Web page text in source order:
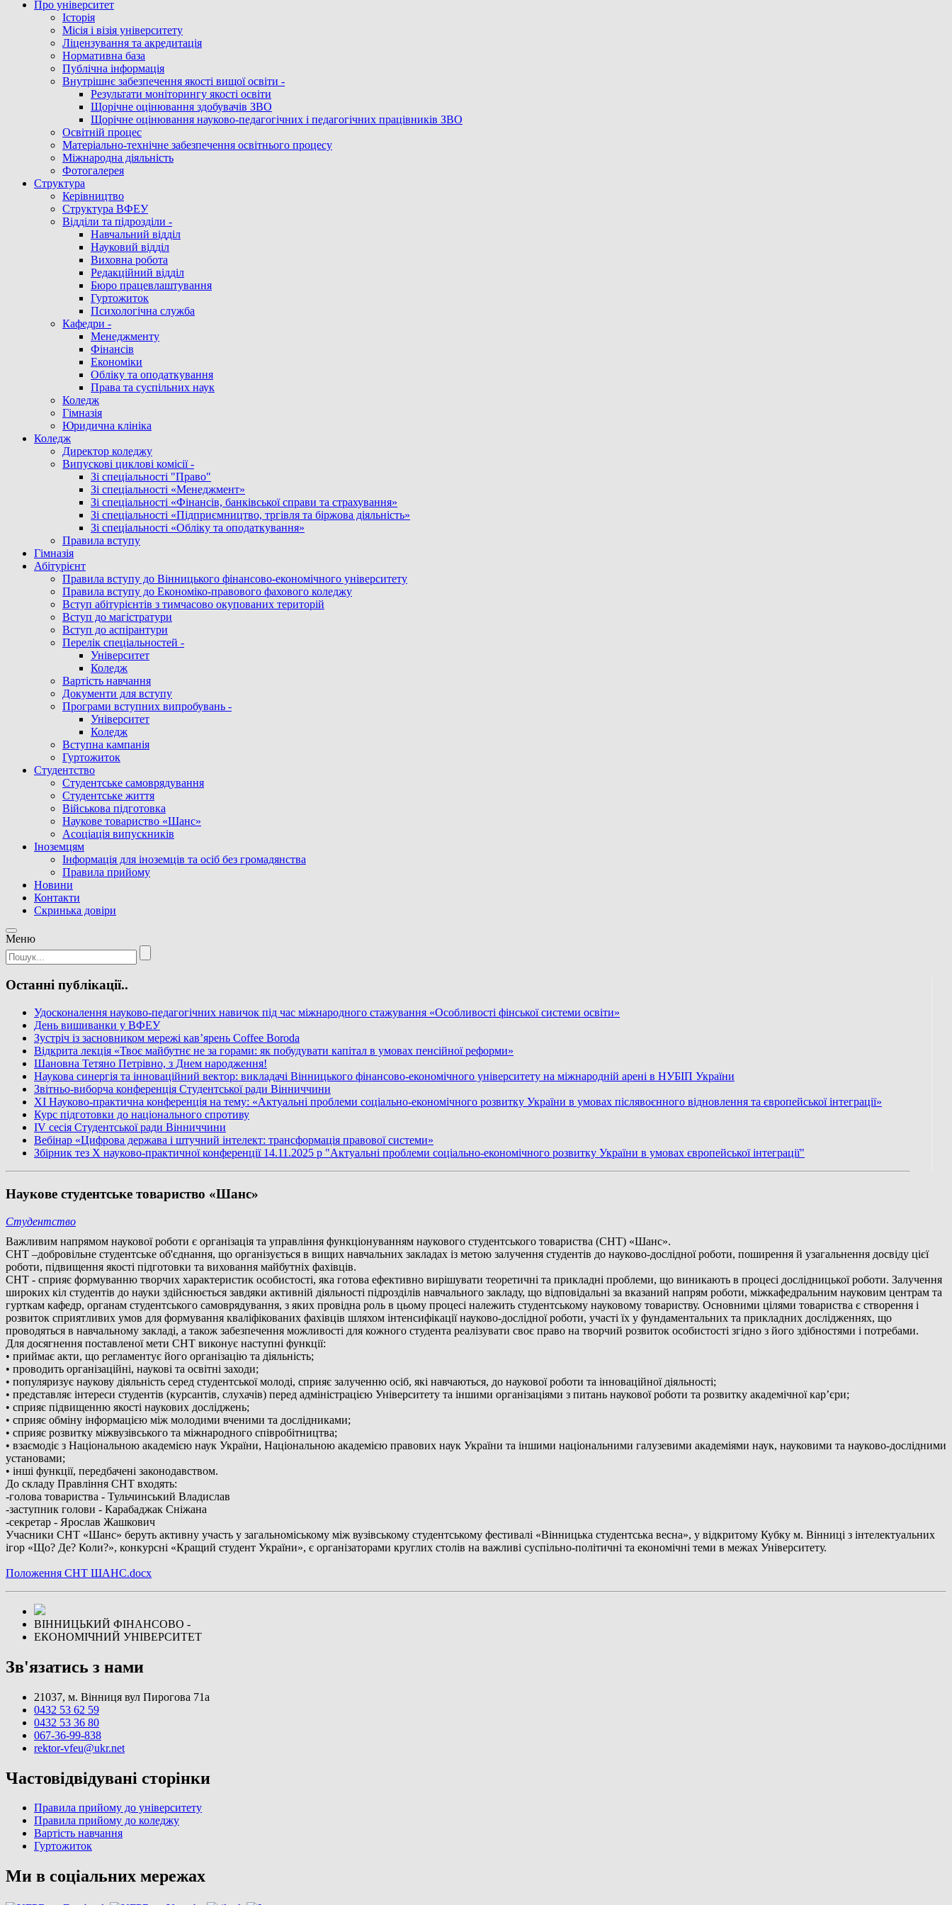
Про університет
Історія
Місія і візія університету
Ліцензування та акредитація
Нормативна база
Публічна інформація
Внутрішнє забезпечення якості вищої освіти -
Результати моніторингу якості освіти
Щорічне оцінювання здобувачів ЗВО
Щорічне оцінювання науково-педагогічних і педагогічних працівників ЗВО
Освітній процес
Матеріально-технічне забезпечення освітнього процесу
Міжнародна діяльність
Фотогалерея
Структура
Керівництво
Структура ВФЕУ
Відділи та підрозділи -
Навчальний відділ
Науковий відділ
Виховна робота
Редакційний відділ
Бюро працевлаштування
Гуртожиток
Психологічна служба
Кафедри -
Менеджменту
Фінансів
Економіки
Обліку та оподаткування
Права та суспільних наук
Коледж
Гімназія
Юридична клініка
Коледж
Директор коледжу
Випускові циклові комісії -
Зі спеціальності "Право"
Зі спеціальності «Менеджмент»
Зі спеціальності «Фінансів, банківської справи та страхування»
Зі спеціальності «Підприємництво, тргівля та біржова діяльність»
Зі спеціальності «Обліку та оподаткування»
Правила вступу
Гімназія
Абітурієнт
Правила вступу до Вінницького фінансово-економічного університету
Правила вступу до Економіко-правового фахового коледжу
Вступ абітурієнтів з тимчасово окупованих територій
Вступ до магістратури
Вступ до аспірантури
Перелік спеціальностей -
Університет
Коледж
Вартість навчання
Документи для вступу
Програми вступних випробувань -
Університет
Коледж
Вступна кампанія
Гуртожиток
Студентство
Cтудентське самоврядування
Студентське життя
Військова підготовка
Наукове товариство «Шанс»
Асоціація випускників
Іноземцям
Інформація для іноземців та осіб без громадянства
Правила прийому
Новини
Контакти
Скринька довіри
Meню
Останні публікації..
Удосконалення науково-педагогічних навичок під час міжнародного стажування «Особливості фінської системи освіти»
День вишиванки у ВФЕУ
Зустріч із засновником мережі кав’ярень Coffee Boroda
Відкрита лекція «Твоє майбутнє не за горами: як побудувати капітал в умовах пенсійної реформи»
Шановна Тетяно Петрівно, з Днем народження!
Наукова синергія та інноваційний вектор: викладачі Вінницького фінансово-економічного університету на міжнародній арені в НУБІП України
Звітньо-виборча конференція Студентської ради Вінниччини
XI Науково-практична конференція на тему: «Актуальні проблеми соціально-економічного розвитку України в умовах післявоєнного відновлення та європейської інтеграції»
Курс підготовки до національного спротиву
IV сесія Студентської ради Вінниччини
Вебінар «Цифрова держава і штучний інтелект: трансформація правової системи»
Збірник тез X науково-практичної конференції 14.11.2025 р "Актуальні проблеми соціально-економічного розвитку України в умовах європейської інтеграції"
Наукове студентське товариство «Шанс»
Студентство
Важливим напрямом наукової роботи є організація та управління функціонуванням наукового студентського товариства (СНТ) «Шанс».
СНТ –добровільне студентське об'єднання, що організується в вищих навчальних закладах із метою залучення студентів до науково-дослідної роботи, поширення й узагальнення досвіду цієї
роботи, підвищення якості підготовки та виховання майбутніх фахівців.
СНТ - сприяє формуванню творчих характеристик особистості, яка готова ефективно вирішувати теоретичні та прикладні проблеми, що виникають в процесі дослідницької роботи. Залучення
широких кіл студентів до науки здійснюється завдяки активній діяльності підрозділів навчального закладу, що відповідальні за вказаний напрям роботи, міжкафедральним науковим центрам та
гурткам кафедр, органам студентського самоврядування, з яких провідна роль в цьому процесі належить студентському науковому товариству. Основними цілями товариства є створення і
розвиток сприятливих умов для формування кваліфікованих фахівців шляхом інтенсифікації науково-дослідної роботи, участі їх у фундаментальних та прикладних дослідженнях, що
проводяться в навчальному закладі, а також забезпечення можливості для кожного студента реалізувати своє право на творчий розвиток особистості згідно з його здібностями і потребами.
Для досягнення поставленої мети СНТ виконує наступні функції:
• приймає акти, що регламентує його організацію та діяльність;
• проводить організаційні, наукові та освітні заходи;
• популяризує наукову діяльність серед студентської молоді, сприяє залученню осіб, які навчаються, до наукової роботи та інноваційної діяльності;
• представляє інтереси студентів (курсантів, слухачів) перед адміністрацією Університету та іншими організаціями з питань наукової роботи та розвитку академічної кар’єри;
• сприяє підвищенню якості наукових досліджень;
• сприяє обміну інформацією між молодими вченими та дослідниками;
• сприяє розвитку міжвузівського та міжнародного співробітництва;
• взаємодіє з Національною академією наук України, Національною академією правових наук України та іншими національними галузевими академіями наук, науковими та науково-дослідними
установами;
• інші функції, передбачені законодавством.
До складу Правління СНТ входять:
-голова товариства - Тульчинський Владислав
-заступник голови - Карабаджак Сніжана
-секретар - Ярослав Жашкович
Учасники СНТ «Шанс» беруть активну участь у загальноміському між вузівському студентському фестивалі «Вінницька студентська весна», у відкритому Кубку м. Вінниці з інтелектуальних
ігор «Що? Де? Коли?», конкурсні «Кращий студент України», є організаторами круглих столів на важливі суспільно-політичні та економічні теми в межах Університету.
Положення СНТ ШАНС.docx
ВІННИЦЬКИЙ ФІНАНСОВО -
ЕКОНОМІЧНИЙ УНІВЕРСИТЕТ
Зв'язатись з нами
21037, м. Вінниця вул Пирогова 71а
0432 53 62 59
0432 53 36 80
067-36-99-838
rektor-vfeu@ukr.net
Частовідвідувані сторінки
Правила прийому до університету
Правила прийому до коледжу
Вартість навчання
Гуртожиток
Ми в соціальних мережах